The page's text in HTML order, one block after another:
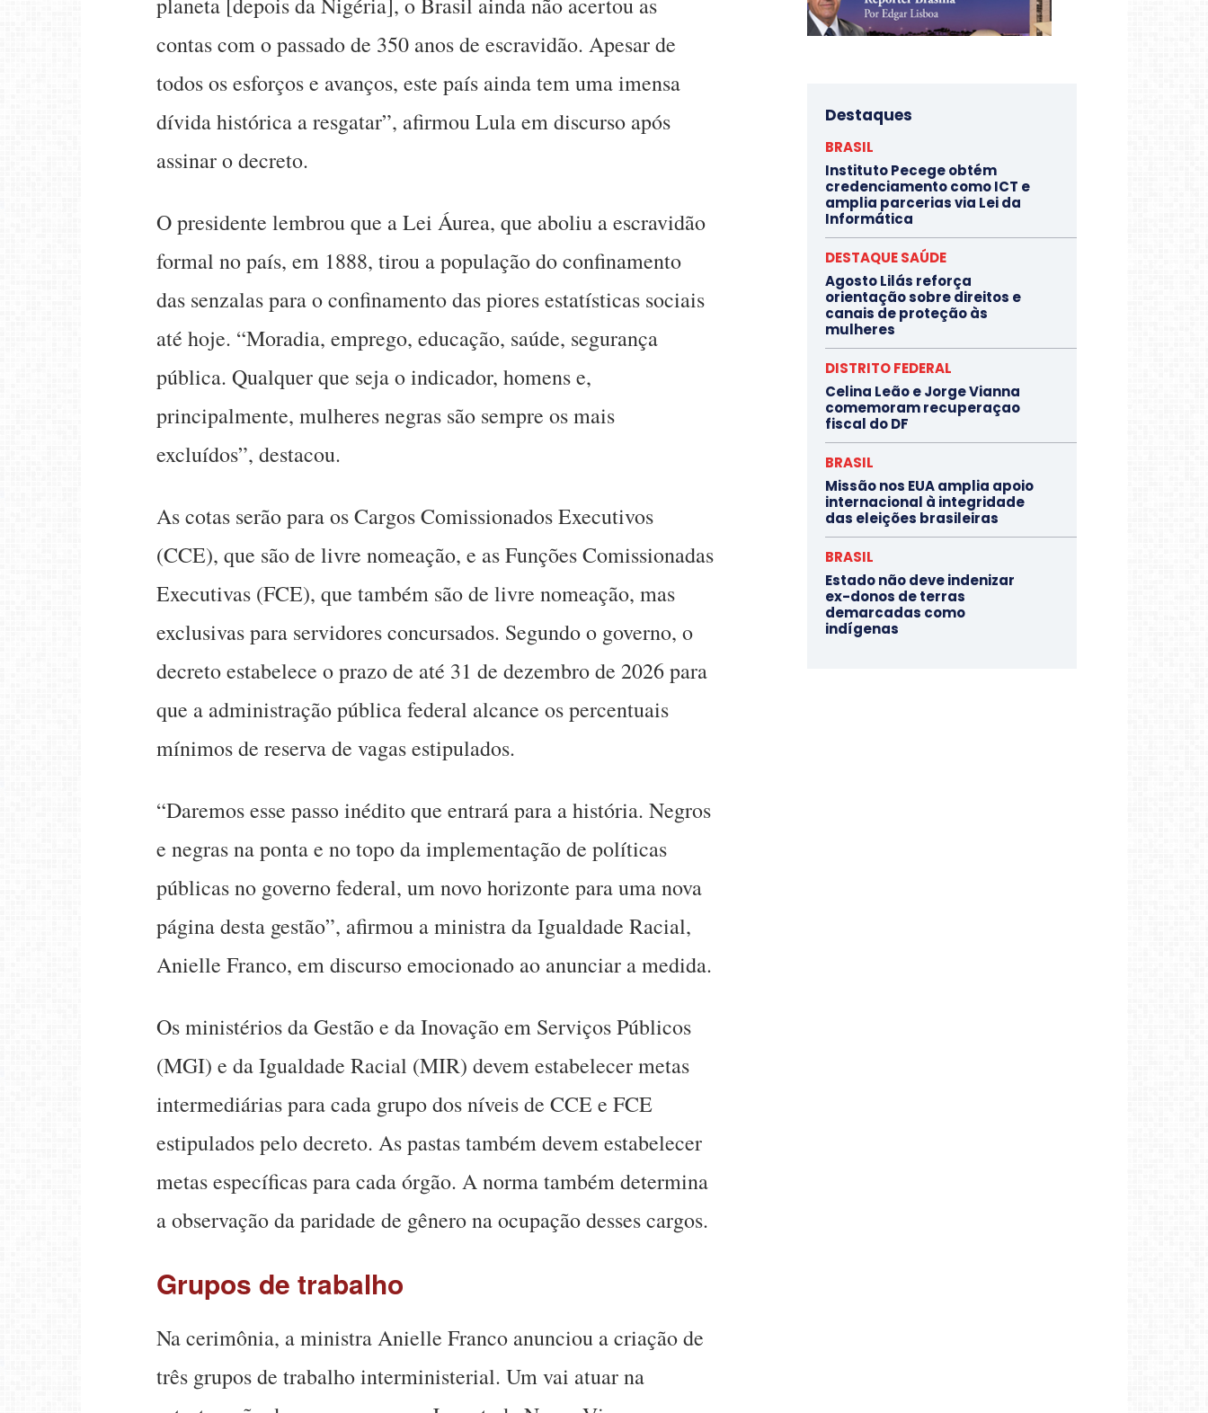
contas com o passado de 350 anos de escravidão. Apesar de
todos os esforços e avanços, este país ainda tem uma imensa
dívida histórica a resgatar”, afirmou Lula em discurso após
assinar o decreto.
O presidente lembrou que a Lei Áurea, que aboliu a escravidão
formal no país, em 1888, tirou a população do confinamento
das senzalas para o confinamento das piores estatísticas sociais
até hoje. “Moradia, emprego, educação, saúde, segurança
pública. Qualquer que seja o indicador, homens e,
principalmente, mulheres negras são sempre os mais
excluídos”, destacou.
As cotas serão para os Cargos Comissionados Executivos
(CCE), que são de livre nomeação, e as Funções Comissionadas
Executivas (FCE), que também são de livre nomeação, mas
exclusivas para servidores concursados. Segundo o governo, o
decreto estabelece o prazo de até 31 de dezembro de 2026 para
que a administração pública federal alcance os percentuais
mínimos de reserva de vagas estipulados.
“Daremos esse passo inédito que entrará para a história. Negros
e negras na ponta e no topo da implementação de políticas
públicas no governo federal, um novo horizonte para uma nova
página desta gestão”, afirmou a ministra da Igualdade Racial,
Anielle Franco, em discurso emocionado ao anunciar a medida.
Os ministérios da Gestão e da Inovação em Serviços Públicos
(MGI) e da Igualdade Racial (MIR) devem estabelecer metas
intermediárias para cada grupo dos níveis de CCE e FCE
estipulados pelo decreto. As pastas também devem estabelecer
metas específicas para cada órgão. A norma também determina
a observação da paridade de gênero na ocupação desses cargos.
Grupos de trabalho
Na cerimônia, a ministra Anielle Franco anunciou a criação de
três grupos de trabalho interministerial. Um vai atuar na
Destaques
BRASIL
Instituto Pecege obtém
credenciamento como ICT e
amplia parcerias via Lei da
Informática
DESTAQUE SAÚDE
Agosto Lilás reforça
orientação sobre direitos e
canais de proteção às
mulheres
DISTRITO FEDERAL
Celina Leão e Jorge Vianna
comemoram recuperaçao
fiscal do DF
BRASIL
Missão nos EUA amplia apoio
internacional à integridade
das eleições brasileiras
BRASIL
Estado não deve indenizar
ex-donos de terras
demarcadas como
indígenas